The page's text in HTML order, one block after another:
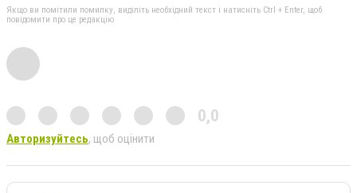
Якщо ви помітили помилку, виділіть необхідний текст і натисніть Ctrl + Enter, щоб
повідомити про це редакцію
0,0
Авторизуйтесь, щоб оцінити